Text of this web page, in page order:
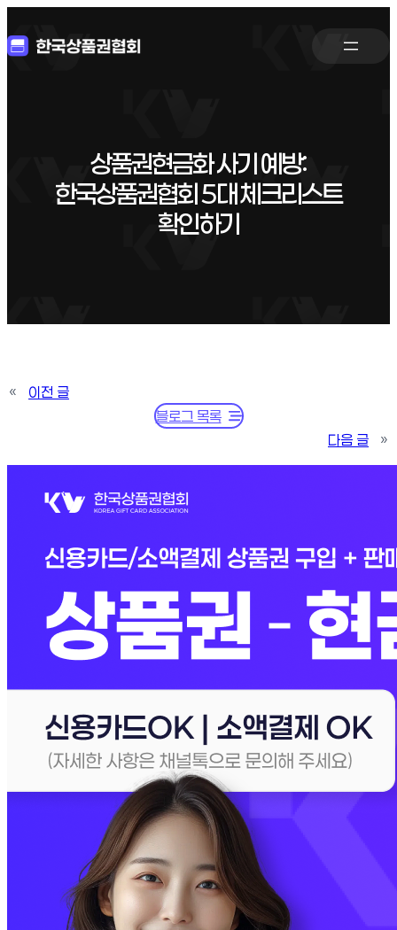
상품권현금화 사기 예방:
한국상품권협회 5대 체크리스트
확인하기
«
이전 글
블로그 목록
다음 글
»